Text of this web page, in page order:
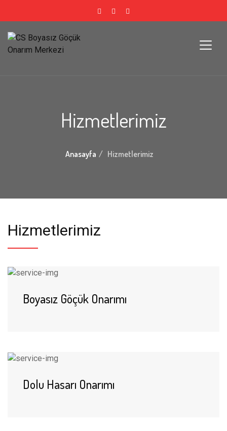
Hizmetlerimiz
Anasayfa Hizmetlerimiz
Hizmetlerimiz
Boyasız Göçük Onarımı
Dolu Hasarı Onarımı